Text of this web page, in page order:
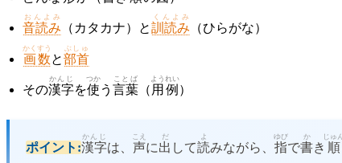
音読み
おんよみ
（カタカナ）と訓読み
くんよみ
（ひらがな）
画数
かくすう
と部首
ぶしゅ
その漢字
かんじ
を使
つか
う 言葉
ことば
（ 用例
ようれい
）
ポイント:漢字
かんじ
は、 声
こえ
に出
だ
して読
よ
みながら、 指
ゆび
で書
か
き 順
じゅん